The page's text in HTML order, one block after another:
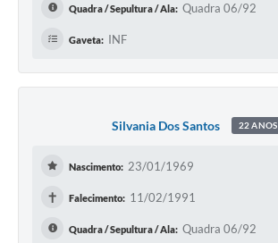
Quadra / Sepultura / Ala: Quadra 06/92
Gaveta: INF
Silvania Dos Santos 22 ANOS
Nascimento: 23/01/1969
✝ Falecimento: 11/02/1991
Quadra / Sepultura / Ala: Quadra 06/92